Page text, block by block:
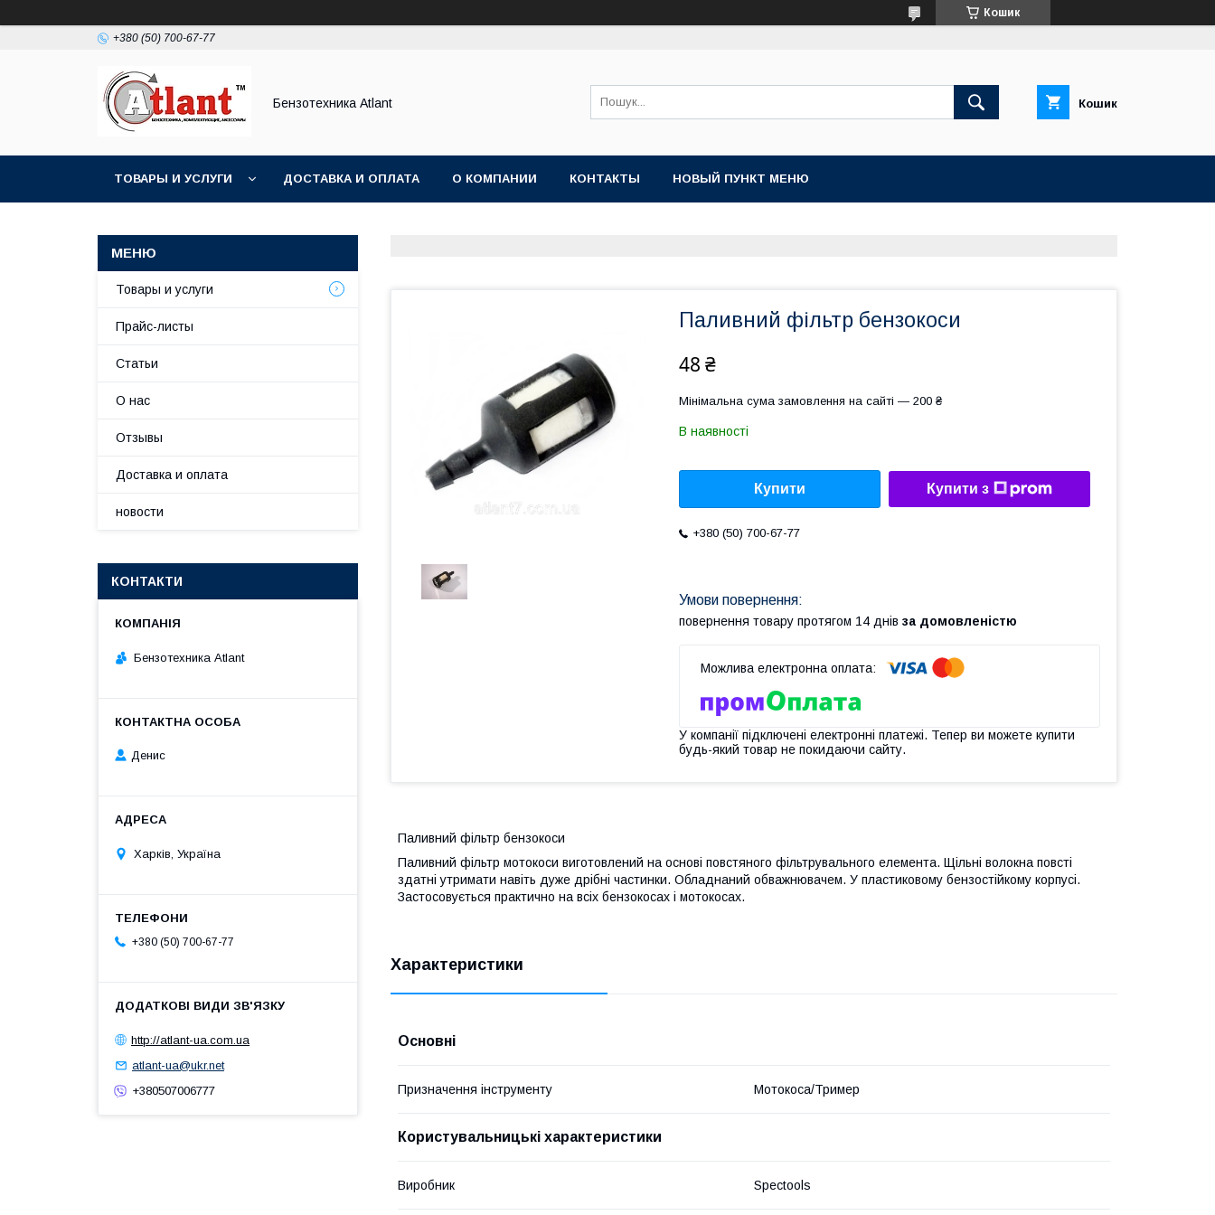
Кошик
+380 (50) 700-67-77
Бензотехника Atlant Кошик
ТОВАРЫ И УСЛУГИ ДОСТАВКА И ОПЛАТА О КОМПАНИИ КОНТАКТЫ НОВЫЙ ПУНКТ МЕНЮ
Паливний фільтр бензокоси
48 ₴
Мінімальна сума замовлення на сайті — 200 ₴
В наявності
Купити Купити з
+380 (50) 700-67-77
повернення товару протягом 14 днів за домовленістю
У компанії підключені електронні платежі. Тепер ви можете купити
будь-який товар не покидаючи сайту.
Паливний фільтр бензокоси
Паливний фільтр мотокоси виготовлений на основі повстяного фільтрувального елемента. Щільні волокна повсті
здатні утримати навіть дуже дрібні частинки. Обладнаний обважнювачем. У пластиковому бензостійкому корпусі.
Застосовується практично на всіх бензокосах і мотокосах.
Характеристики
Основні
Призначення інструменту Мотокоса/Тример
Користувальницькі характеристики
Виробник Spectools
Товары и услуги
Прайс-листы
Статьи
О нас
Отзывы
Доставка и оплата
новости
КОНТАКТИ
Бензотехника Atlant
Денис
Харків, Україна
+380 (50) 700-67-77
http://atlant-ua.com.ua
atlant-ua@ukr.net
+380507006777